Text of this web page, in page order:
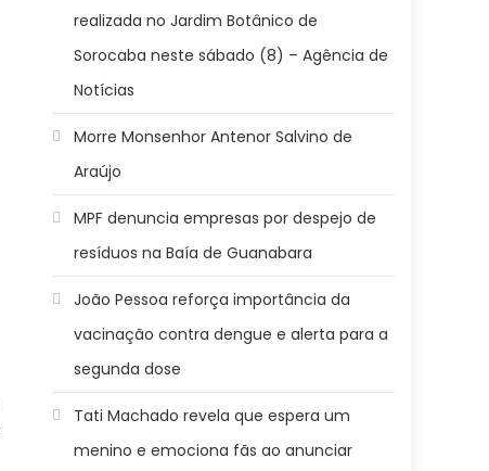
realizada no Jardim Botânico de
Sorocaba neste sábado (8) – Agência de
Notícias
Morre Monsenhor Antenor Salvino de
Araújo
MPF denuncia empresas por despejo de
resíduos na Baía de Guanabara
João Pessoa reforça importância da
vacinação contra dengue e alerta para a
segunda dose
Tati Machado revela que espera um
menino e emociona fãs ao anunciar